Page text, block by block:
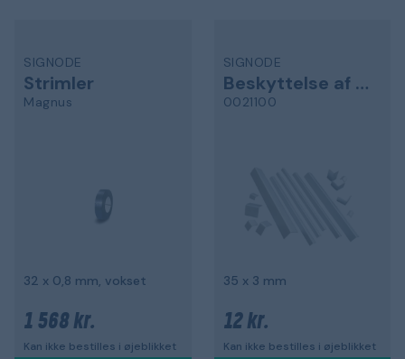
SIGNODE
Strimler
Magnus
32 x 0,8 mm, vokset
1 568 kr.
Kan ikke bestilles i øjeblikket
SIGNODE
Beskyttelse af kant
0021100
35 x 3 mm
12 kr.
Kan ikke bestilles i øjeblikket